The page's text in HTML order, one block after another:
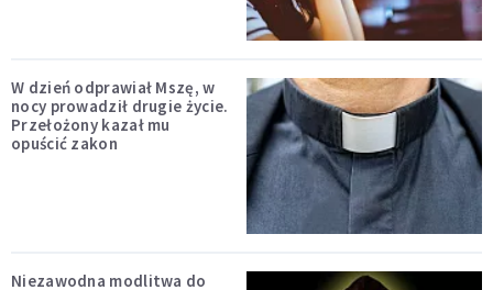
W dzień odprawiał Mszę, w
nocy prowadził drugie życie.
Przełożony kazał mu
opuścić zakon
Niezawodna modlitwa do